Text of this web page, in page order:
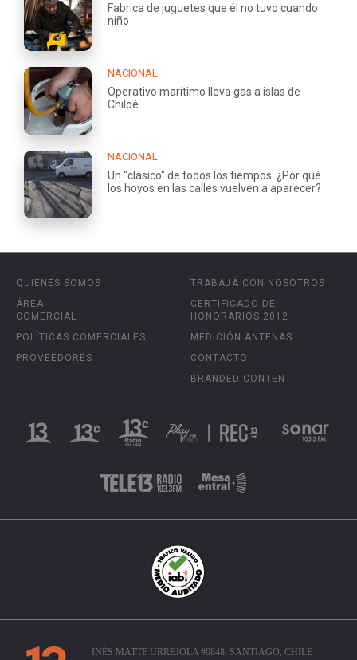
Fabrica de juguetes que él no tuvo cuando
niño
NACIONAL
Operativo marítimo lleva gas a islas de
Chiloé
NACIONAL
Un "clásico" de todos los tiempos: ¿Por qué
los hoyos en las calles vuelven a aparecer?
QUIÉNES SOMOS
ÁREA
COMERCIAL
POLÍTICAS COMERCIALES
PROVEEDORES
TRABAJA CON NOSOTROS
CERTIFICADO DE
HONORARIOS 2012
MEDICIÓN ANTENAS
CONTACTO
BRANDED CONTENT
INÉS MATTE URREJOLA #0848, SANTIAGO, CHILE